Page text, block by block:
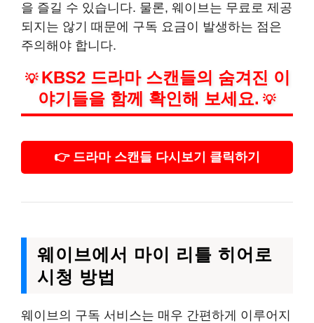
을 즐길 수 있습니다. 물론, 웨이브는 무료로 제공
되지는 않기 때문에 구독 요금이 발생하는 점은
주의해야 합니다.
💡 KBS2 드라마 스캔들의 숨겨진 이
야기들을 함께 확인해 보세요. 💡
👉 드라마 스캔들 다시보기 클릭하기
웨이브에서 마이 리틀 히어로
시청 방법
웨이브의 구독 서비스는 매우 간편하게 이루어지